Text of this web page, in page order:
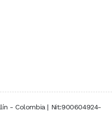
- Colombia | Nit:900604924-